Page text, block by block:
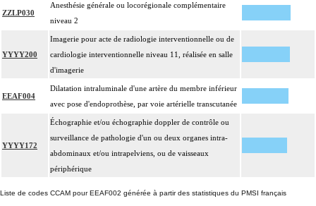
ZZLP030
Anesthésie générale ou locorégionale complémentaire
niveau 2
YYYY200
Imagerie pour acte de radiologie interventionnelle ou de
cardiologie interventionnelle niveau 11, réalisée en salle
d'imagerie
EEAF004
Dilatation intraluminale d'une artère du membre inférieur
avec pose d'endoprothèse, par voie artérielle transcutanée
YYYY172
Échographie et/ou échographie doppler de contrôle ou
surveillance de pathologie d'un ou deux organes intra-
abdominaux et/ou intrapelviens, ou de vaisseaux
périphérique
Liste de codes CCAM pour EEAF002 générée à partir des statistiques du PMSI français